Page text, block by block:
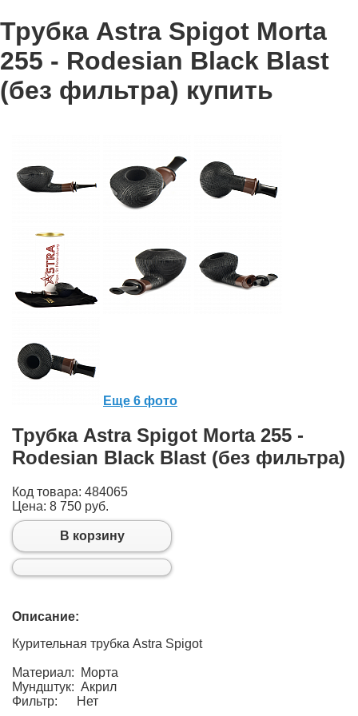
Трубка Astra Spigot Morta
255 - Rodesian Black Blast
(без фильтра) купить
Еще 6 фото
Трубка Astra Spigot Morta 255 -
Rodesian Black Blast (без фильтра)
Код товара: 484065
Цена: 8 750 руб.
В корзину
Описание:
Курительная трубка Astra Spigot
Материал: Морта
Мундштук: Акрил
Фильтр: Нет